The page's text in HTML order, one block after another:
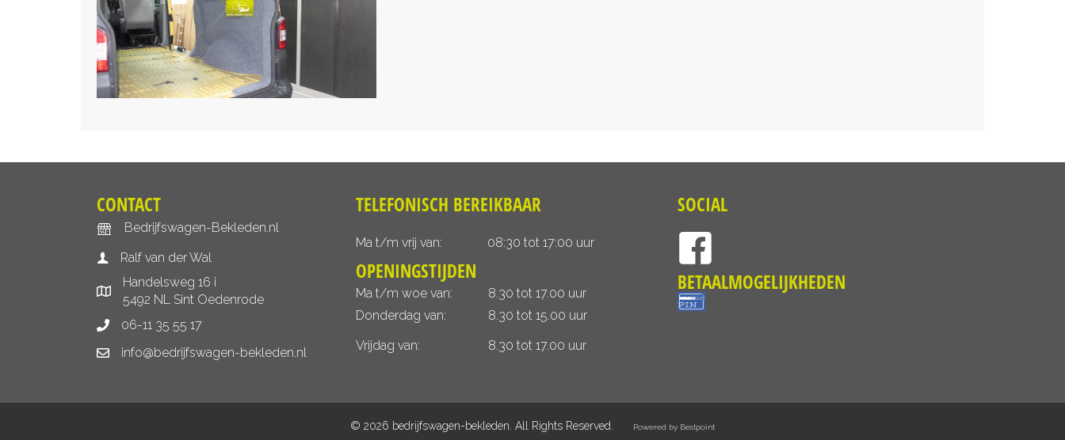
CONTACT
Bedrijfswagen-Bekleden.nl
Ralf van der Wal
Handelsweg 16 i
5492 NL Sint Oedenrode
06-11 35 55 17
info@bedrijfswagen-bekleden.nl
TELEFONISCH BEREIKBAAR
Ma t/m vrij van: 08:30 tot 17:00 uur
OPENINGSTIJDEN
Ma t/m woe van:
Donderdag van:
Vrijdag van:
8.30 tot 17.00 uur
8.30 tot 15.00 uur
8.30 tot 17.00 uur
SOCIAL
BETAALMOGELIJKHEDEN
© 2026 bedrijfswagen-bekleden. All Rights Reserved. Powered by Bestpoint